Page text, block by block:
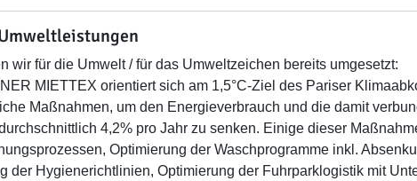
wir für die Umwelt / für das Umweltzeichen bereits umgesetzt:
MIETTEX orientiert sich am 1,5°C-Ziel des Pariser
Maßnahmen, um den Energieverbrauch und die damit
4,2% pro Jahr zu senken. Einige dieser
Optimierung der Waschprogramme inkl.
der Hygienerichtlinien, Optimierung der Fuhrparklogistik mit